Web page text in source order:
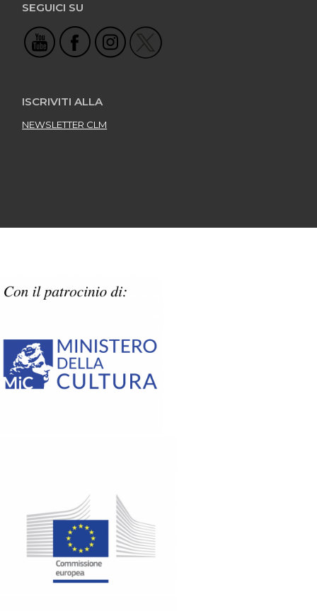
SEGUICI SU
ISCRIVITI ALLA
NEWSLETTER CLM